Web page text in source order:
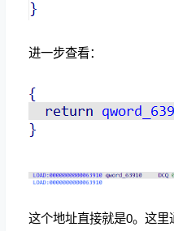
进一步查看：
这个地址直接就是0。这